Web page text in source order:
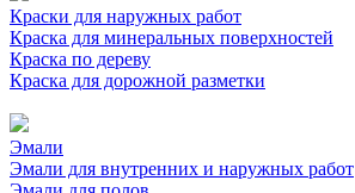
Краски для наружных работ
Краска для минеральных поверхностей
Краска по дереву
Краска для дорожной разметки
Эмали
Эмали для внутренних и наружных работ